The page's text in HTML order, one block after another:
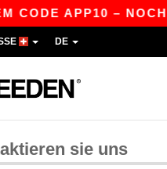
APP10 – NOCH
DE
sie uns